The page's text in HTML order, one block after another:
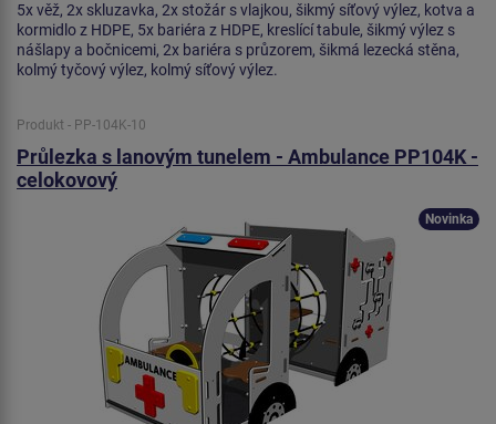
5x věž, 2x skluzavka, 2x stožár s vlajkou, šikmý síťový výlez, kotva a
kormidlo z HDPE, 5x bariéra z HDPE, kreslící tabule, šikmý výlez s
nášlapy a bočnicemi, 2x bariéra s průzorem, šikmá lezecká stěna,
kolmý tyčový výlez, kolmý síťový výlez.
Produkt - PP-104K-10
Průlezka s lanovým tunelem - Ambulance PP104K -
celokovový
Novinka